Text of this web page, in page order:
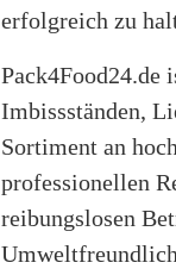
erfolgreich zu
Pack4Food24.de
Imbissständen,
Sortiment an
professionellen
reibungslosen